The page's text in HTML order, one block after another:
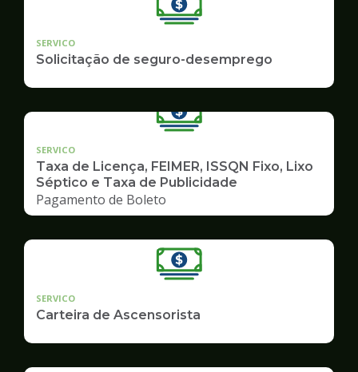
SERVICO
Solicitação de seguro-desemprego
SERVICO
Taxa de Licença, FEIMER, ISSQN Fixo, Lixo
Séptico e Taxa de Publicidade
Pagamento de Boleto
SERVICO
Carteira de Ascensorista